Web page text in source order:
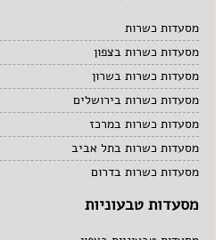
מסעדות כשרות
מסעדות כשרות בצפון
מסעדות כשרות בשרון
מסעדות כשרות בירושלים
מסעדות כשרות במרכז
מסעדות כשרות בתל אביב
מסעדות כשרות בדרום
מסעדות טבעוניות